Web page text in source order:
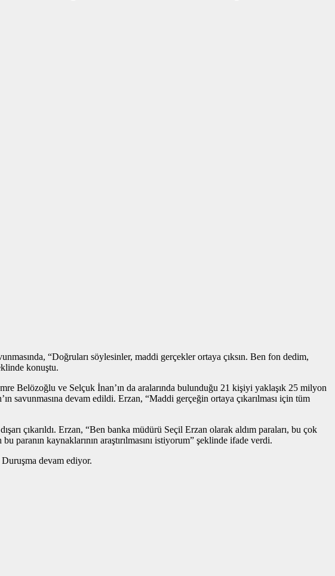
“Doğruları söylesinler, maddi gerçekler ortaya çıksın. Ben fon dedim,
konuştu.
Belözoğlu ve Selçuk İnan’ın da aralarında bulunduğu 21 kişiyi yaklaşık 25 milyon
savunmasına devam edildi. Erzan, “Maddi gerçeğin ortaya çıkarılması için tüm
çıkarıldı. Erzan, “Ben banka müdürü Seçil Erzan olarak aldım paraları, bu çok
paranın kaynaklarının araştırılmasını istiyorum” şeklinde ifade verdi.
Duruşma devam ediyor.